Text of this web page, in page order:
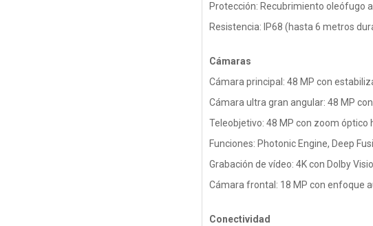
Protección: Recubrimiento oleófugo
Resistencia: IP68 (hasta 6 metros
Cámaras
Cámara principal: 48 MP con
Cámara ultra gran angular: 48 MP
Teleobjetivo: 48 MP con zoom
Funciones: Photonic Engine, Deep
Grabación de vídeo: 4K con Dolby
Cámara frontal: 18 MP con enfoque
Conectividad